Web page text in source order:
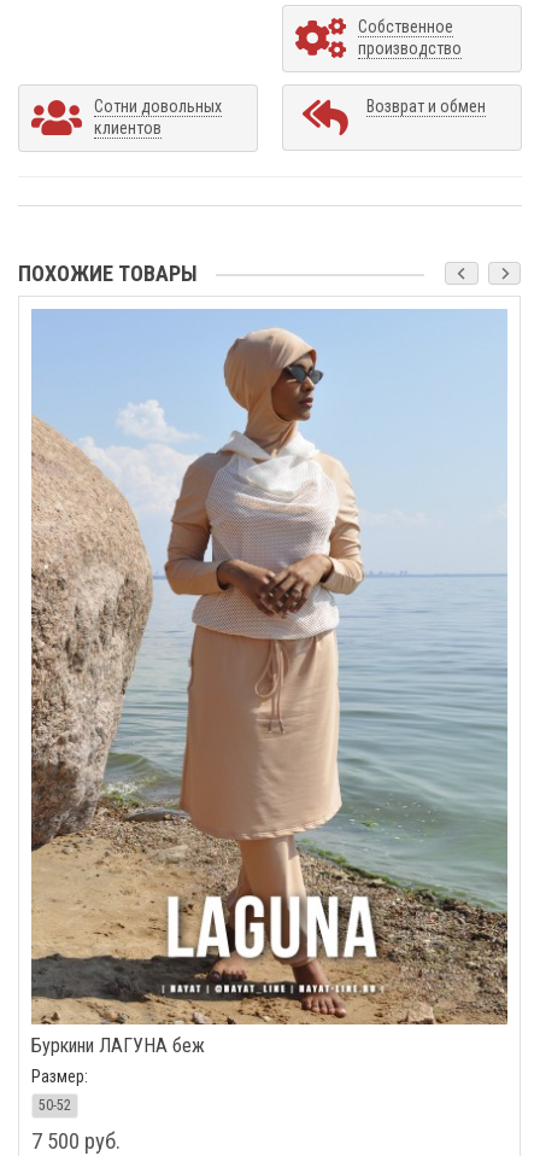
Собственное
производство
Сотни довольных
клиентов
Возврат и обмен
ПОХОЖИЕ ТОВАРЫ
Буркини ЛАГУНА беж
Размер:
50-52
7 500 руб.